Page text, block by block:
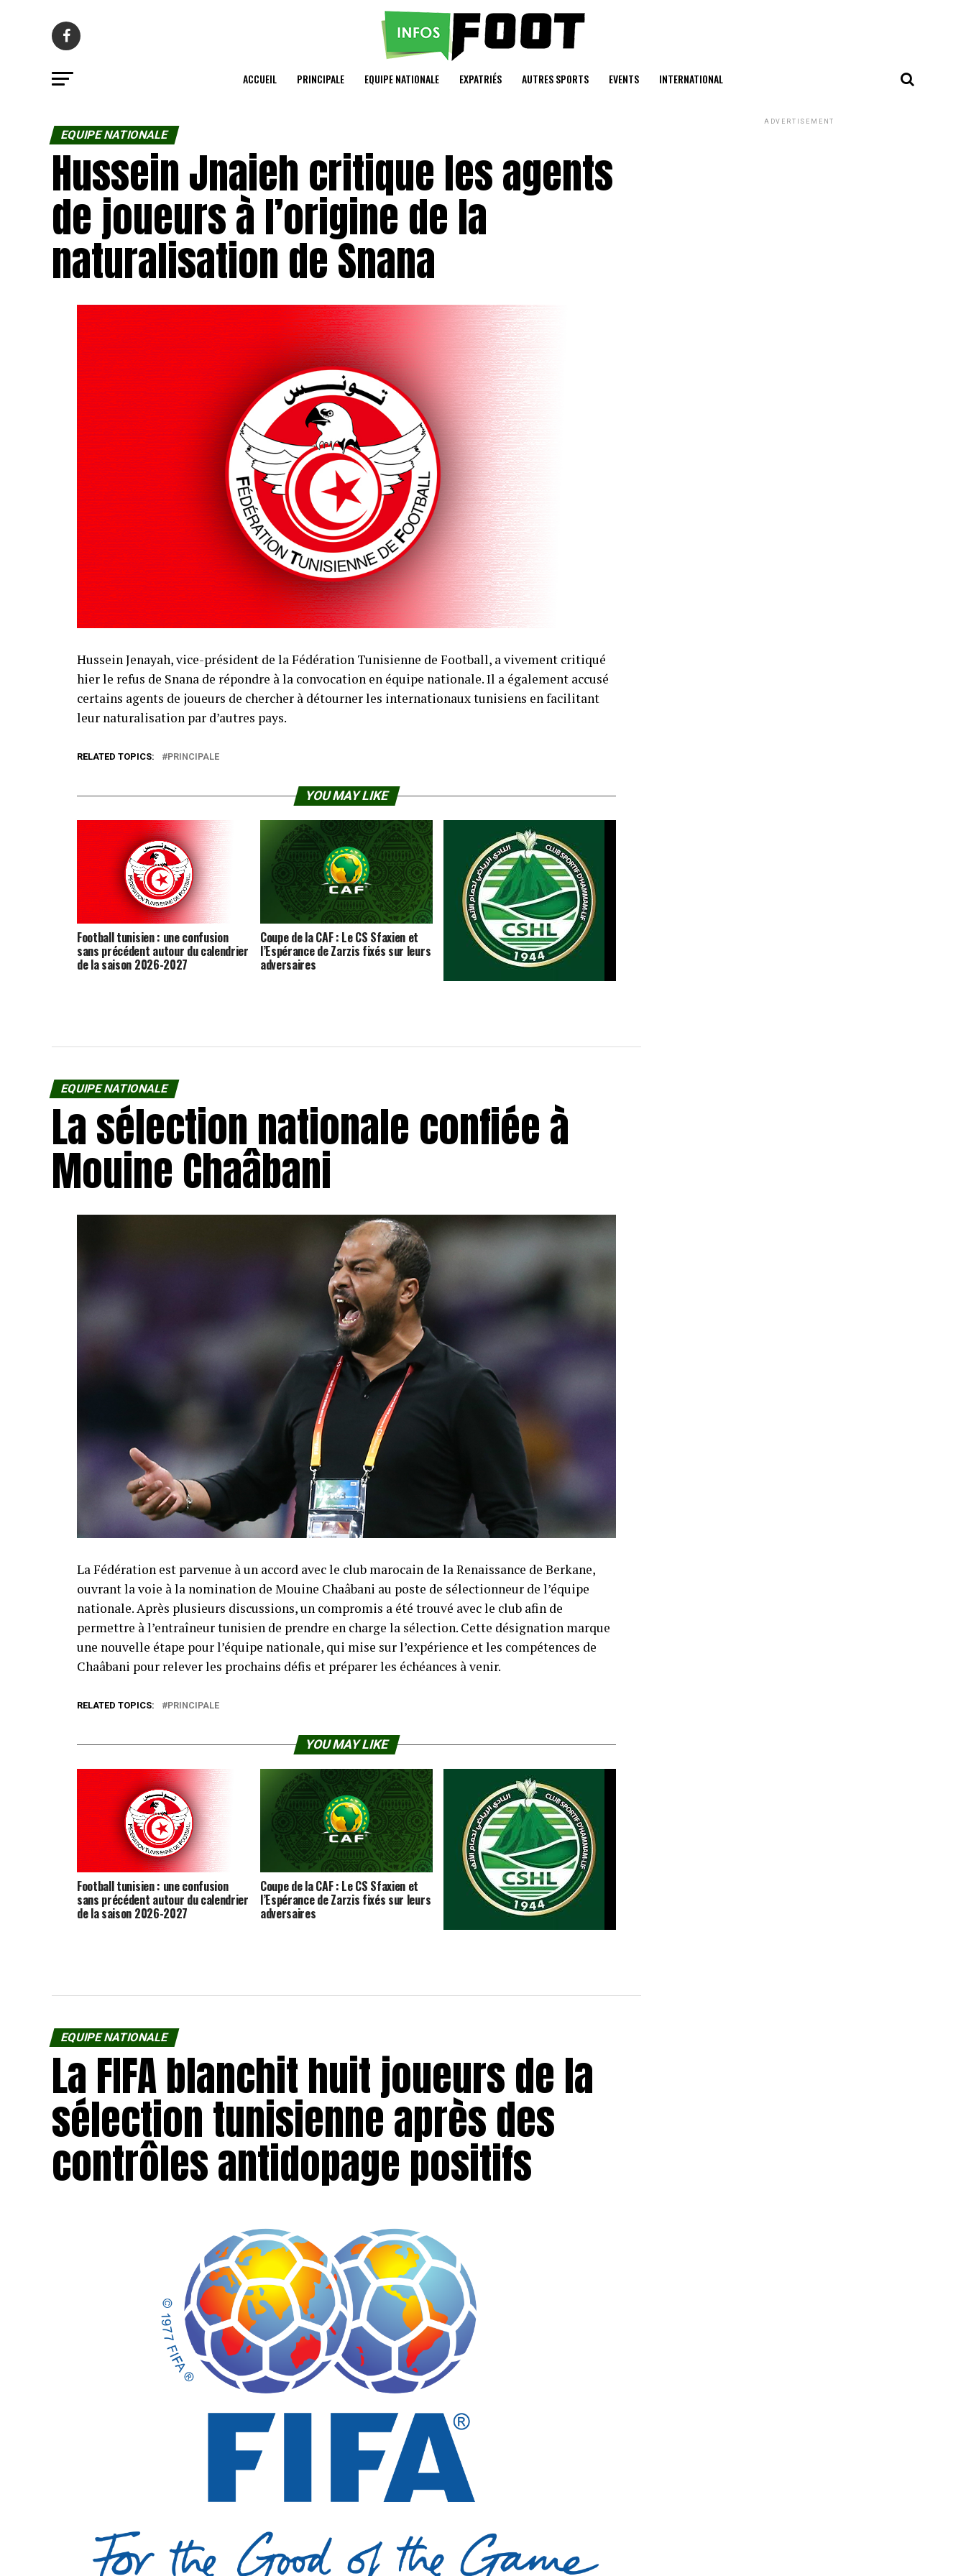
ACCUEIL PRINCIPALE EQUIPE NATIONALE EXPATRIÉS AUTRES SPORTS EVENTS INTERNATIONAL
EQUIPE NATIONALE
Hussein Jnaieh critique les agents
de joueurs à l’origine de la
naturalisation de Snana
Hussein Jenayah, vice-président de la Fédération Tunisienne de Football, a vivement critiqué
hier le refus de Snana de répondre à la convocation en équipe nationale. Il a également accusé
certains agents de joueurs de chercher à détourner les internationaux tunisiens en facilitant
leur naturalisation par d’autres pays.
RELATED TOPICS: PRINCIPALE
YOU MAY LIKE
Football tunisien : une confusion
sans précédent autour du calendrier
de la saison 2026-2027
Coupe de la CAF : Le CS Sfaxien et
l’Espérance de Zarzis fixés sur leurs
adversaires
EQUIPE NATIONALE
La sélection nationale confiée à
Mouine Chaâbani
La Fédération est parvenue à un accord avec le club marocain de la Renaissance de Berkane,
ouvrant la voie à la nomination de Mouine Chaâbani au poste de sélectionneur de l’équipe
nationale. Après plusieurs discussions, un compromis a été trouvé avec le club afin de
permettre à l’entraîneur tunisien de prendre en charge la sélection. Cette désignation marque
une nouvelle étape pour l’équipe nationale, qui mise sur l’expérience et les compétences de
Chaâbani pour relever les prochains défis et préparer les échéances à venir.
RELATED TOPICS: PRINCIPALE
YOU MAY LIKE
Football tunisien : une confusion
sans précédent autour du calendrier
de la saison 2026-2027
Coupe de la CAF : Le CS Sfaxien et
l’Espérance de Zarzis fixés sur leurs
adversaires
EQUIPE NATIONALE
La FIFA blanchit huit joueurs de la
sélection tunisienne après des
contrôles antidopage positifs
ADVERTISEMENT